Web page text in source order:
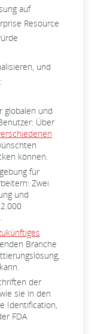
auf
Resource
und
globalen und
Über
können.
für
Zwei
und
Branche
der
sie in den
Identification,
FDA